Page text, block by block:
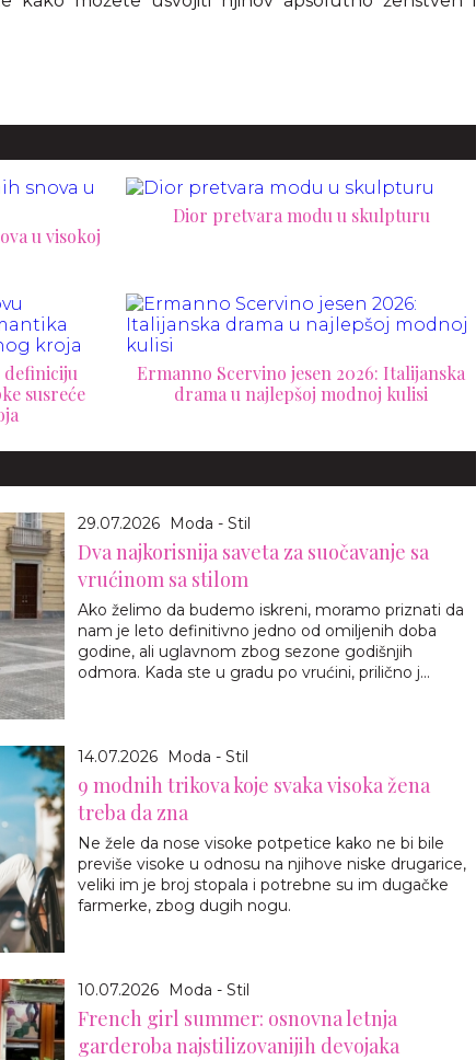
u visokoj
Dior pretvara modu u skulpturu
definiciju
susreće
Ermanno Scervino jesen 2026: Italijanska
drama u najlepšoj modnoj kulisi
29.07.2026 Moda - Stil
Dva najkorisnija saveta za suočavanje sa
vrućinom sa stilom
Ako želimo da budemo iskreni, moramo priznati da
nam je leto definitivno jedno od omiljenih doba
godine, ali uglavnom zbog sezone godišnjih
odmora. Kada ste u gradu po vrućini, prilično j...
14.07.2026 Moda - Stil
9 modnih trikova koje svaka visoka žena
treba da zna
Ne žele da nose visoke potpetice kako ne bi bile
previše visoke u odnosu na njihove niske drugarice,
veliki im je broj stopala i potrebne su im dugačke
farmerke, zbog dugih nogu.
10.07.2026 Moda - Stil
French girl summer: osnovna letnja
garderoba najstilizovanijih devojaka